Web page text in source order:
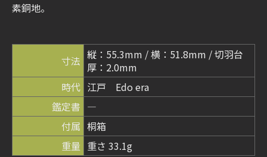
素銅地。
寸法 縦：55.3mm / 横：51.8mm / 切羽台
厚：2.0mm
時代 江戸 Edo era
鑑定書 ―
付属 桐箱
重量 重さ 33.1g